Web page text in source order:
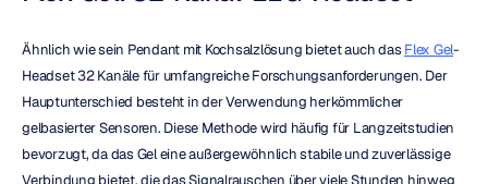
Ähnlich wie sein Pendant mit Kochsalzlösung bietet auch das Flex Gel-
Headset 32 Kanäle für umfangreiche Forschungsanforderungen. Der
Hauptunterschied besteht in der Verwendung herkömmlicher
gelbasierter Sensoren. Diese Methode wird häufig für Langzeitstudien
bevorzugt, da das Gel eine außergewöhnlich stabile und zuverlässige
Verbindung bietet, die das Signalrauschen über viele Stunden hinweg